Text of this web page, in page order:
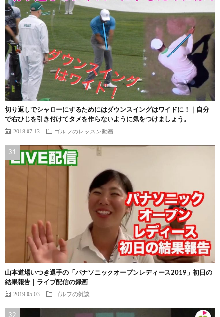
切り返しでシャローにするためにはダウンスイングはワイドに！｜自分
で右ひじを引き付けてタメを作らないように気をつけましょう。
2018.07.13 ゴルフのレッスン動画
山本道場いつき選手の「パナソニックオープンレディース2019」初日の
結果報告｜ライブ配信の録画
2019.05.03 ゴルフの雑談